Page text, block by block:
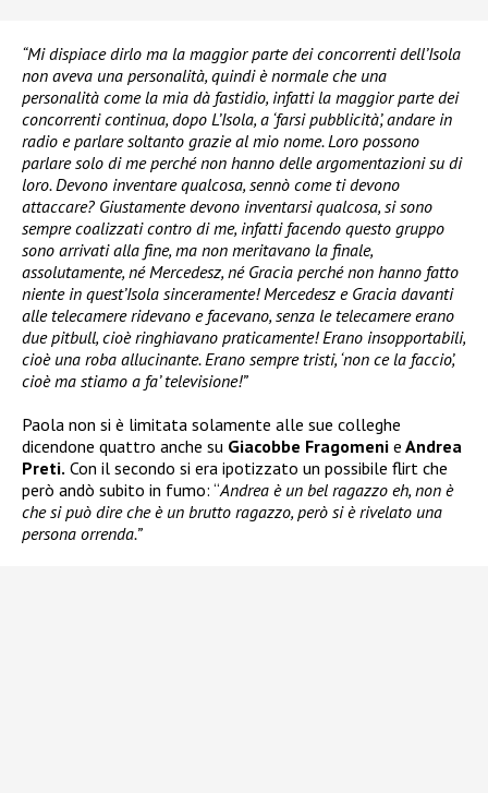
“Mi dispiace dirlo ma la maggior parte dei concorrenti dell’Isola
non aveva una personalità, quindi è normale che una
personalità come la mia dà fastidio, infatti la maggior parte dei
concorrenti continua, dopo L’Isola, a ‘farsi pubblicità’, andare in
radio e parlare soltanto grazie al mio nome. Loro possono
parlare solo di me perché non hanno delle argomentazioni su di
loro. Devono inventare qualcosa, sennò come ti devono
attaccare? Giustamente devono inventarsi qualcosa, si sono
sempre coalizzati contro di me, infatti facendo questo gruppo
sono arrivati alla fine, ma non meritavano la finale,
assolutamente, né Mercedesz, né Gracia perché non hanno fatto
niente in quest’Isola sinceramente! Mercedesz e Gracia davanti
alle telecamere ridevano e facevano, senza le telecamere erano
due pitbull, cioè ringhiavano praticamente! Erano insopportabili,
cioè una roba allucinante. Erano sempre tristi, ‘non ce la faccio’,
cioè ma stiamo a fa’ televisione!”
Paola non si è limitata solamente alle sue colleghe
dicendone quattro anche su Giacobbe Fragomeni e Andrea
Preti. Con il secondo si era ipotizzato un possibile flirt che
però andò subito in fumo: “Andrea è un bel ragazzo eh, non è
che si può dire che è un brutto ragazzo, però si è rivelato una
persona orrenda.”